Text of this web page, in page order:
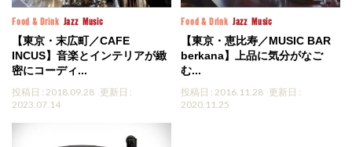
Food & Drink Jazz Music
【東京・末広町／CAFE
INCUS】音楽とインテリアが緻
密にコーディ...
投稿日 : 2018.09.28 更新日 :
2023.07.14
Food & Drink Jazz Music
【東京・恵比寿／MUSIC BAR
berkana】上品に気分がなご
む...
投稿日 : 2016.11.28 更新日 :
2020.11.25